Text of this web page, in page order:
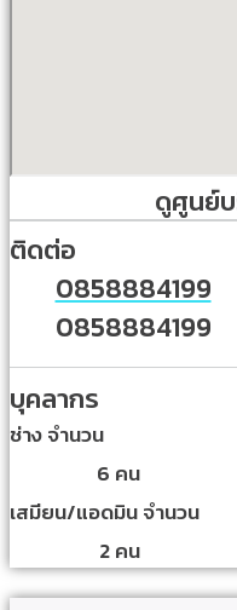
ดูศูนย์
ติดต่อ
0858884199
0858884199
บุคลากร
ช่าง จำนวน
6 คน
เสมียน/แอดมิน จำนวน
2 คน